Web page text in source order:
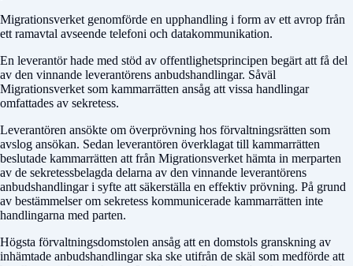
Migrationsverket genomförde en upphandling i form av ett avrop från
ett ramavtal avseende telefoni och datakommunikation.
En leverantör hade med stöd av offentlighetsprincipen begärt att få del
av den vinnande leverantörens anbudshandlingar. Såväl
Migrationsverket som kammarrätten ansåg att vissa handlingar
omfattades av sekretess.
Leverantören ansökte om överprövning hos förvaltningsrätten som
avslog ansökan. Sedan leverantören överklagat till kammarrätten
beslutade kammarrätten att från Migrationsverket hämta in merparten
av de sekretessbelagda delarna av den vinnande leverantörens
anbudshandlingar i syfte att säkerställa en effektiv prövning. På grund
av bestämmelser om sekretess kommunicerade kammarrätten inte
handlingarna med parten.
Högsta förvaltningsdomstolen ansåg att en domstols granskning av
inhämtade anbudshandlingar ska ske utifrån de skäl som medförde att